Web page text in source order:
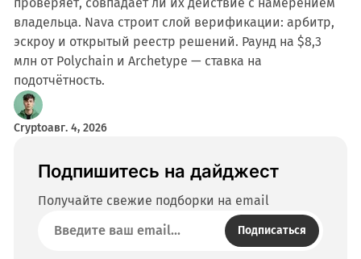
владельца. Nava строит слой верификации: арбитр,
эскроу и открытый реестр решений. Раунд на $8,3
млн от Polychain и Archetype — ставка на
подотчётность.
Cryptoавг. 4, 2026
Подпишитесь на дайджест
Получайте свежие подборки на email
Подписаться